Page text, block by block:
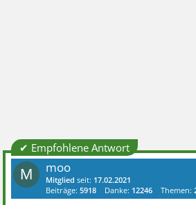
✔ Empfohlene Antwort
M moo
Mitglied seit: 17.02.2021
Beiträge:5918 Danke: 12246 Themen: